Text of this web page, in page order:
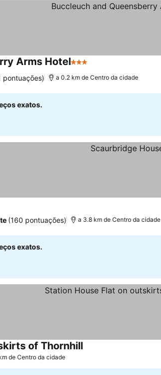
Arms Hotel3 Estrelas
pontuações) a 0.2 km de Centro da cidade
exatos.
(160 pontuações) a 3.8 km de Centro da cidade
exatos.
of Thornhill
de Centro da cidade